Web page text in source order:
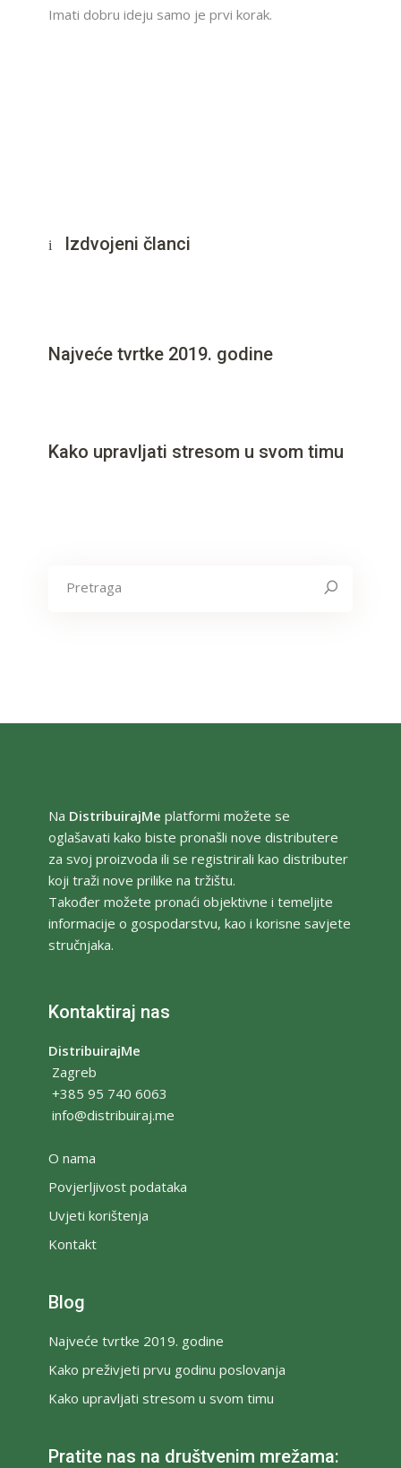
Imati dobru ideju samo je prvi korak.
Izdvojeni članci
Najveće tvrtke 2019. godine
Kako upravljati stresom u svom timu
for:
Na DistribuirajMe platformi možete se
oglašavati kako biste pronašli nove distributere
za svoj proizvoda ili se registrirali kao distributer
koji traži nove prilike na tržištu.
Također možete pronaći objektivne i temeljite
informacije o gospodarstvu, kao i korisne savjete
stručnjaka.
Kontaktiraj nas
DistribuirajMe
Zagreb
+385 95 740 6063
info@distribuiraj.me
O nama
Povjerljivost podataka
Uvjeti korištenja
Kontakt
Blog
Najveće tvrtke 2019. godine
Kako preživjeti prvu godinu poslovanja
Kako upravljati stresom u svom timu
Pratite nas na društvenim mrežama: